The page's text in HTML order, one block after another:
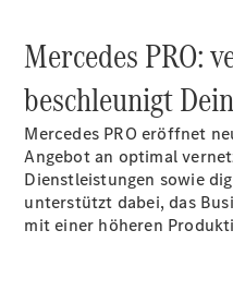
Mercedes PRO:
beschleunigt
Mercedes PRO eröffnet
Angebot an optimal
Dienstleistungen sowie
unterstützt dabei, das
mit einer höheren